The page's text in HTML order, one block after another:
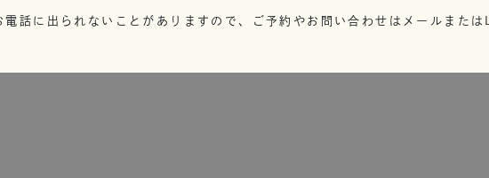
話に出られないことがありますので、ご予約やお問い合わせはメールまたは